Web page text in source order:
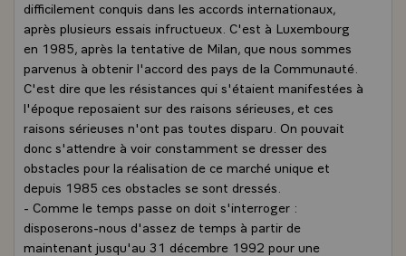
difficilement conquis dans les accords internationaux,
après plusieurs essais infructueux. C'est à Luxembourg
en 1985, après la tentative de Milan, que nous sommes
parvenus à obtenir l'accord des pays de la Communauté.
C'est dire que les résistances qui s'étaient manifestées à
l'époque reposaient sur des raisons sérieuses, et ces
raisons sérieuses n'ont pas toutes disparu. On pouvait
donc s'attendre à voir constamment se dresser des
obstacles pour la réalisation de ce marché unique et
depuis 1985 ces obstacles se sont dressés.
- Comme le temps passe on doit s'interroger :
disposerons-nous d'assez de temps à partir de
maintenant jusqu'au 31 décembre 1992 pour une